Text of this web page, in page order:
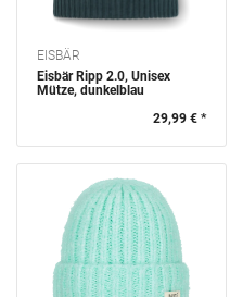
EISBÄR
Eisbär Ripp 2.0, Unisex
Mütze, dunkelblau
29,99 € *